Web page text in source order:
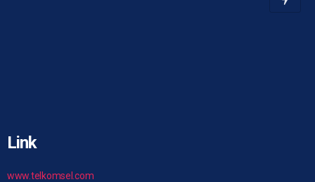
Link
www.telkomsel.com